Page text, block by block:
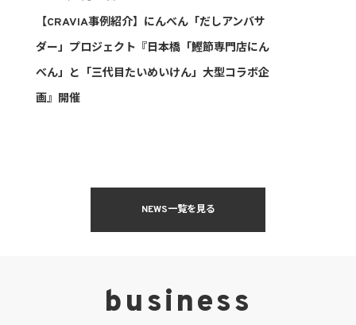
【CRAVIA事例紹介】にんべん「だしアンバサ
ダー」プロジェクト『日本橋「鰹節専門店にん
べん」と「三代目たいめいけん」大型コラボ企
画』開催
NEWS一覧を見る
business